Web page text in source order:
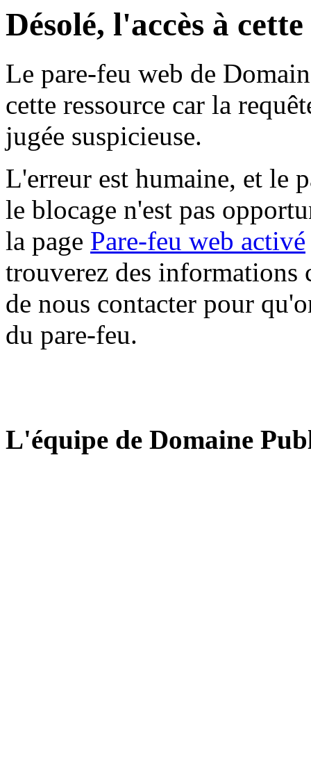
Désolé, l'accès à
Le pare-feu web de
cette ressource car la
jugée suspicieuse.
L'erreur est humaine, et le
le blocage n'est pas
la page Pare-feu web activé
trouverez des informations
de nous contacter pour
du pare-feu.
L'équipe de Domaine